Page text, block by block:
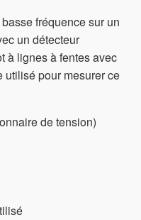
fréquence sur un
un détecteur
à lignes à fentes avec
utilisé pour mesurer ce
de tension)